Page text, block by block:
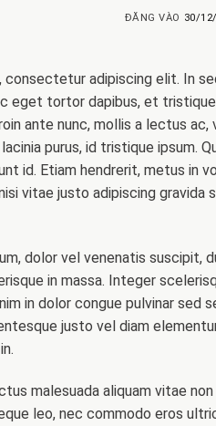
ĐĂNG VÀO 30/
adipiscing elit. In
eget tortor dapibus, et
ante nunc, mollis a lectus
purus, id tristique ipsum.
id. Etiam hendrerit, metus in
vitae justo adipiscing
dolor vel venenatis
in massa. Integer
in dolor congue pulvinar sed
justo vel diam
malesuada aliquam vitae
leo, nec commodo eros